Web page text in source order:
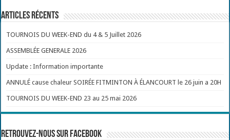
Articles récents
TOURNOIS DU WEEK-END du 4 & 5 Juillet 2026
ASSEMBLÉE GENERALE 2026
Update : Information importante
ANNULÉ cause chaleur SOIRÉE FITMINTON À ÉLANCOURT le 26 juin a 20H
TOURNOIS DU WEEK-END 23 au 25 mai 2026
Retrouvez-nous sur Facebook